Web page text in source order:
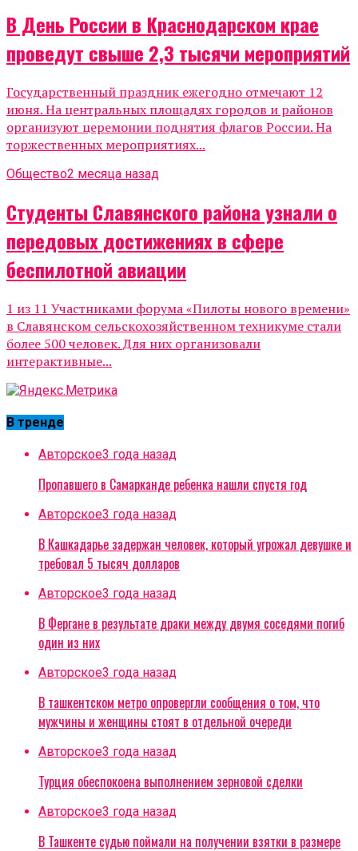
В День России в Краснодарском крае
проведут свыше 2,3 тысячи мероприятий
Государственный праздник ежегодно отмечают 12
июня. На центральных площадях городов и районов
организуют церемонии поднятия флагов России. На
торжественных мероприятиях...
Общество2 месяца назад
Студенты Славянского района узнали о
передовых достижениях в сфере
беспилотной авиации
1 из 11 Участниками форума «Пилоты нового времени»
в Славянском сельскохозяйственном техникуме стали
более 500 человек. Для них организовали
интерактивные...
В тренде
Авторское3 года назад
Пропавшего в Самарканде ребенка нашли спустя год
Авторское3 года назад
В Кашкадарье задержан человек, который угрожал девушке и
требовал 5 тысяч долларов
Авторское3 года назад
В Фергане в результате драки между двумя соседями погиб
один из них
Авторское3 года назад
В ташкентском метро опровергли сообщения о том, что
мужчины и женщины стоят в отдельной очереди
Авторское3 года назад
Турция обеспокоена выполнением зерновой сделки
Авторское3 года назад
В Ташкенте судью поймали на получении взятки в размере